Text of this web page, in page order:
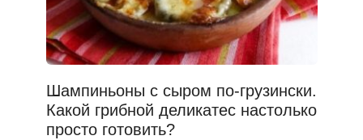
Шампиньоны с сыром по-грузински.
Какой грибной деликатес настолько
просто готовить?